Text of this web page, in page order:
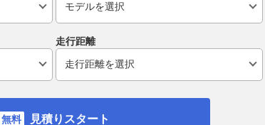
走行距離
見積りスタート